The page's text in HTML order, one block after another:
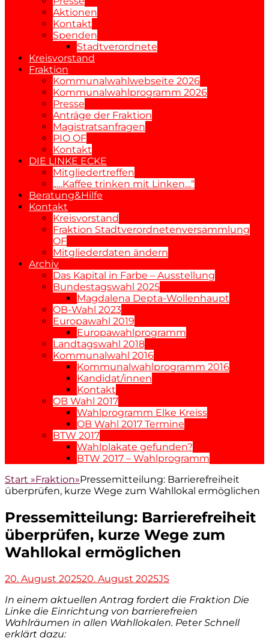
Aktionen
Kontakt
Spenden
Stadtverordnete
Kreisvorstand
Fraktion
Kommunalwahlwebseite 2026
Kommunalwahlprogramm 2026
Presse
Anträge der Fraktion
Magistratsanfragen
PIO OF
Kontakt
DIE LINKE ECKE
Mitgliedertreffen
„…Kaffee trinken mit Linken…“
Beratung&Hilfe
Kontakt
Kreisvorstand
Fraktion Stadtverordnetenversammlung
OF
Mitgliederdaten ändern
Archiv
Das Kapital in Farbe – Ausstellung
Bundestagswahl 2025
Magdalena Depta-Wollenhaupt
OB-Wahl 2023
Europawahl 2019
Europawahlprogramm
Landtagswahl 2018
Kommunalwahl 2016
Kommunalwahlprogramm 2016
Kandidat/innen
Kontakt
OB Wahl 2017
Wahlprogramm Elke Kreiss
OB Wahl 2017 Termine
BTW 2017
Wahlplakate gefunden?
BTW 2017 – Wahlprogramm
Start »Fraktion»Pressemitteilung: Barrierefreiheit
überprüfen, kurze Wege zum Wahllokal ermöglichen
Pressemitteilung: Barrierefreiheit
überprüfen, kurze Wege zum
Wahllokal ermöglichen
Veröffentlicht
20. August 202520. August 2025Autor
JS
In einem aktuellen Antrag fordert die Fraktion Die
Linke die Einrichtung von barrierefreien
Wahlräumen in allen Wahllokalen. Peter Schnell
erklärt dazu: